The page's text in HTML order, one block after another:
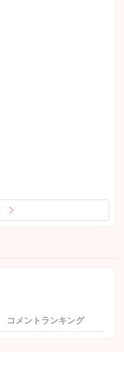
コメントランキング